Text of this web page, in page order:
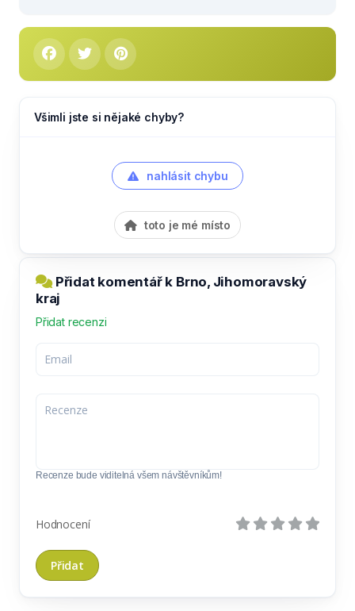
Všimli jste si nějaké chyby?
nahlásit chybu
toto je mé místo
Přidat komentář k Brno, Jihomoravský
kraj
Přidat recenzi
Recenze bude viditelná všem návštěvníkům!
Hodnocení